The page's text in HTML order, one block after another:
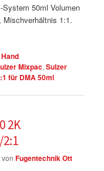
50ml Volumen
Mischverhältnis 1:1.
Mixpac,Sulzer
für DMA 50ml
2K
vonFugentechnik Ott